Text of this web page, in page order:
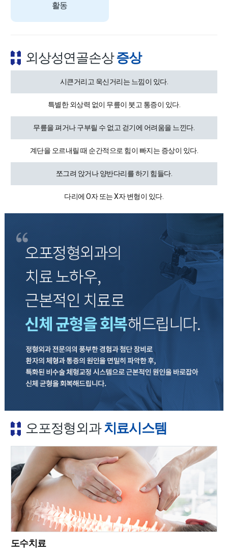
활동
외상성연골손상증상
시큰거리고 욱신거리는 느낌이 있다.
특별한 외상력 없이 무릎이 붓고 통증이 있다.
무릎을 펴거나 구부릴 수 없고 걷기에 어려움을 느낀다.
계단을 오르내릴 때 순간적으로 힘이 빠지는 증상이 있다.
쪼그려 앉거나 양반다리를 하기 힘들다.
다리에 O자 또는 X자 변형이 있다.
오포정형외과치료시스템
도수치료